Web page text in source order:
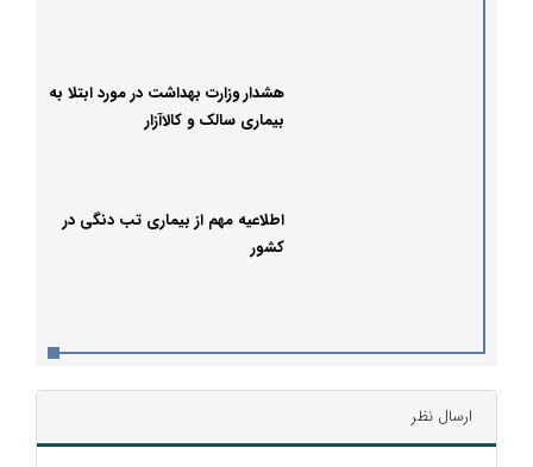
هشدار وزارت بهداشت در مورد ابتلا به
بیماری سالک و کالاآزار
اطلاعیه مهم از بیماری تب دنگی در
کشور
ارسال نظر